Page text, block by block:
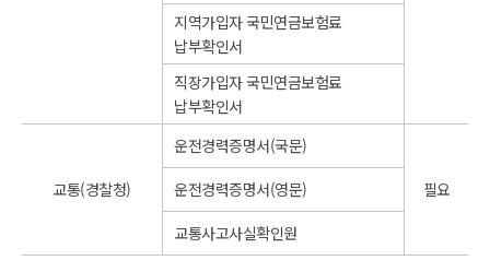
지역가입자 국민연금보험료
납부확인서
직장가입자 국민연금보험료
납부확인서
교통(경찰청)
운전경력증명서(국문)
필요
운전경력증명서(영문)
교통사고사실확인원